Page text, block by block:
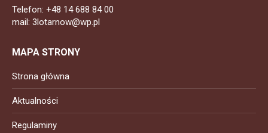
Telefon: +48 14 688 84 00
mail: 3lotarnow@wp.pl
MAPA STRONY
Strona główna
Aktualności
Regulaminy